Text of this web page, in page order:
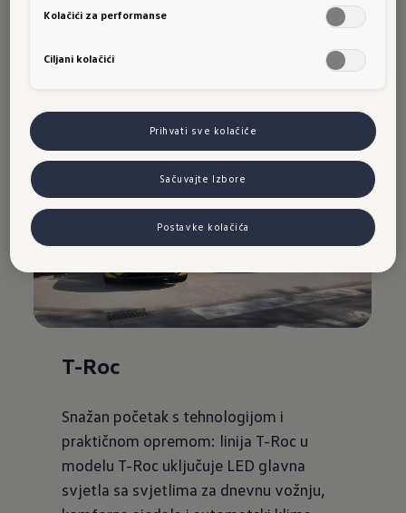
sportski: otkrijte što odlikuje pojedine linije
T-Roc
Snažan početak s tehnologijom i
praktičnom opremom: linija T-Roc u
modelu T-Roc uključuje LED glavna
svjetla sa svjetlima za dnevnu vožnju,
Kolačići za performanse
Ciljani kolačići
Prihvati sve kolačiće
Sačuvajte Izbore
Postavke kolačića